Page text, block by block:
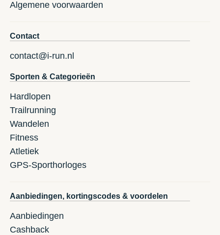
Algemene voorwaarden
Contact
contact@i-run.nl
Sporten & Categorieën
Hardlopen
Trailrunning
Wandelen
Fitness
Atletiek
GPS-Sporthorloges
Aanbiedingen, kortingscodes & voordelen
Aanbiedingen
Cashback